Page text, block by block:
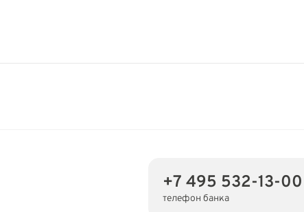
+7 495 532-13-00
телефон банка